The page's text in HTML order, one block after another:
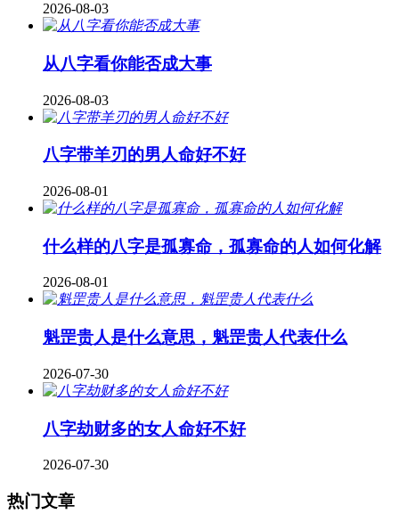
2026-08-03
从八字看你能否成大事
2026-08-03
八字带羊刃的男人命好不好
2026-08-01
什么样的八字是孤寡命，孤寡命的人如何化解
2026-08-01
魁罡贵人是什么意思，魁罡贵人代表什么
2026-07-30
八字劫财多的女人命好不好
2026-07-30
热门文章